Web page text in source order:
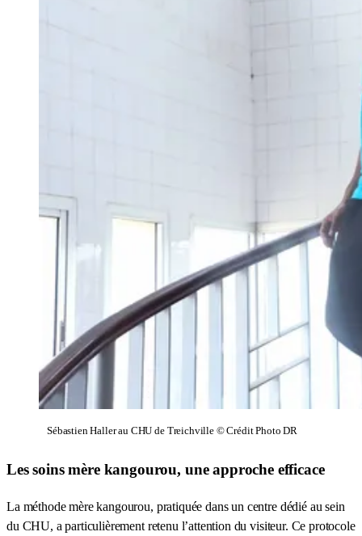
Sébastien Haller au CHU de Treichville © Crédit Photo DR
Les soins mère kangourou, une approche efficace
La méthode mère kangourou, pratiquée dans un centre dédié au sein
du CHU, a particulièrement retenu l’attention du visiteur. Ce protocole